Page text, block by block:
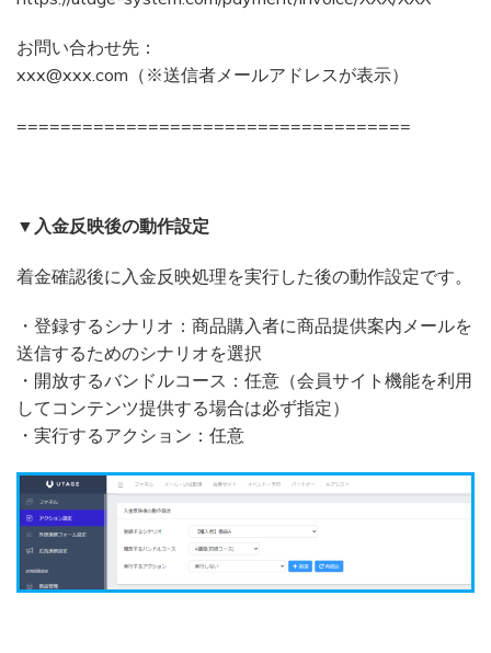
お問い合わせ先：
xxx@xxx.com（※送信者メールアドレスが表示）
====================================
▼入金反映後の動作設定
着金確認後に入金反映処理を実行した後の動作設定です。
・登録するシナリオ：商品購入者に商品提供案内メールを
送信するためのシナリオを選択
・開放するバンドルコース：任意（会員サイト機能を利用
してコンテンツ提供する場合は必ず指定）
・実行するアクション：任意